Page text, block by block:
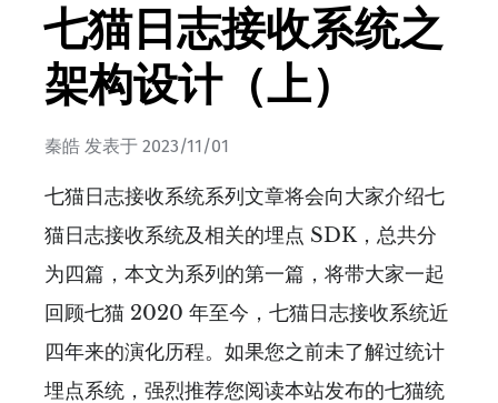
七猫日志接收系统之
架构设计（上）
秦皓 发表于 2023/11/01
七猫日志接收系统系列文章将会向大家介绍七
猫日志接收系统及相关的埋点 SDK，总共分
为四篇，本文为系列的第一篇，将带大家一起
回顾七猫 2020 年至今，七猫日志接收系统近
四年来的演化历程。如果您之前未了解过统计
埋点系统，强烈推荐您阅读本站发布的七猫统